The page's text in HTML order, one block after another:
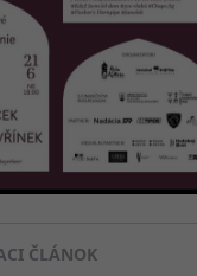
ČLÁNOK